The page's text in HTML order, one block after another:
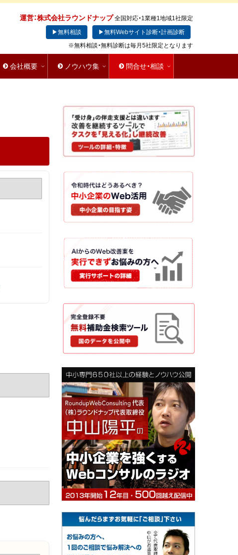
運営：株式会社ラウンドナップ 全国対応・1業種1地域1社限定
▶無料相談
▶無料Webサイト診断・計画診断
※無料相談・無料診断は毎月5社限定となります
会社概要 ノウハウ集 問合せ・相談